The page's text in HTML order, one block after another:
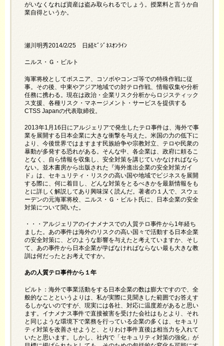
がいなくなれば資産は盗み取られるでしょう。授業料と言うか自
業自得というか。
瀬川明秀2014/2/25 日経ﾋﾞｼﾞﾈｽｵﾝﾗｲﾝ
ニルス・Ｇ・ビルト
海軍将校としてボスニア、コソボやコンゴ等での特殊作戦に従
事。その後、中東やアジア地域での対テロ作戦、情報収集や分析
任務に携わる。現在は政治・企業リスク分析からロジスティック
ス支援、各種リスク・マネージメント・サービスを提供する
CTSS Japanの代表取締役。
2013年1月16日にアルジェリアで発生したテロ事件は、海外で事
業を展開する日本企業に大きな衝撃を与えた。米国の力の低下に
より、今後世界ではますます民族紛争や宗教対立、テロや民衆の
暴動が多発する恐れがある。そんな中、各企業は、政府に頼るこ
となく、自ら情報を収集し、安全対策を講じていかなければなら
ない。並木書房から出版された『海外進出企業の安全対策ガイ
ド』は、セキュリティ・リスクの高い国や地域でビジネスを展開
する際に、何に着目し、どんな対策をとるべきかを最新情報をも
とに詳しく解説してあり興味深く読んだ。著者の１人で、スウェ
ーデンの元海軍将校、ニルス・Ｇ・ビルト氏に、日本企業の安全
対策について聞いた。
・・・アルジェリアのイナメナスでの人質テロ事件から1年経ち
ました。あの事件は海外のリスクの高い国々で活動する日本企業
の安全対策に、どのような影響を与えたと考えていますか、そし
て、あの事件から日本企業が学ばなければならない最も大きな教
訓は何だったとお考えですか。
あの人質テロ事件から１年
ビルト：海外で事業活動をする日本企業の数は膨大ですので、全
般的なことというよりは、私が実際に見聞きした範囲でお答えす
るしかないのですが、現実には各社、対応に温度差があると思い
ます。イナメナス事件で直接被害を受けた会社はもとより、それ
と同じような環境下で業務を行っている企業の多くは、セキュリ
ティ対策を改善させようと、とりわけ事件直後は相当力を入れて
いたと思います。しかし、社内で「セキュリティ対策の強化」が